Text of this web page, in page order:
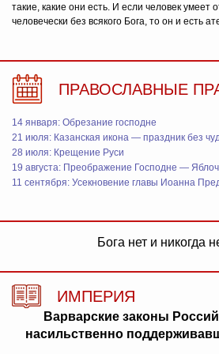
такие, какие они есть. И если человек умеет
человечески без всякого Бога, то он и есть
ПРАВОСЛАВНЫЕ
14 января: Обрезание господне
21 июля: Казанская икона — праздник без
28 июля: Крещение Руси
19 августа: Преображение Господне —
11 сентября: Усекновение главы Иоанна
Бога нет и никогда
ИМПЕРИЯ
Варварские законы
насильственно